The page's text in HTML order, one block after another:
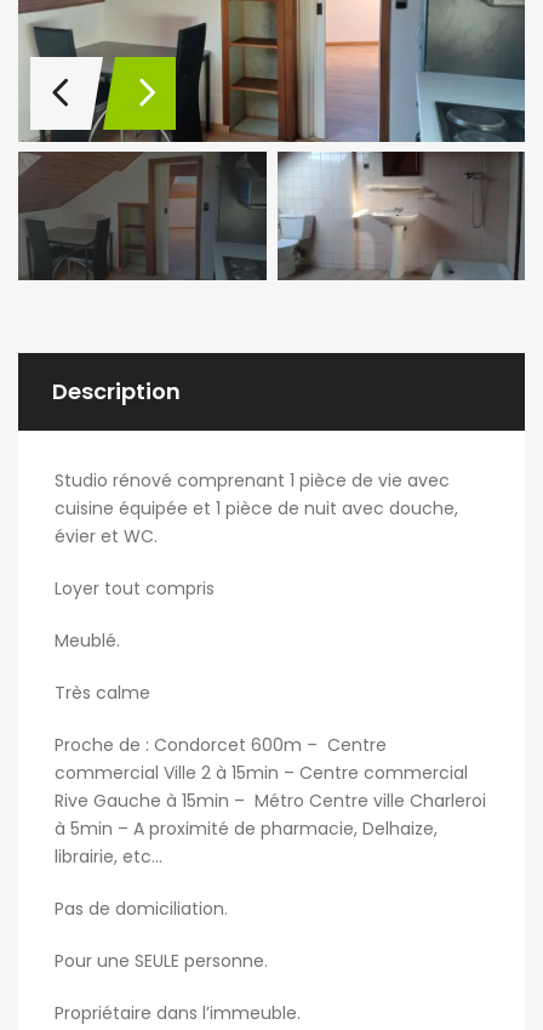
Description
Studio rénové comprenant 1 pièce de vie avec
cuisine équipée et 1 pièce de nuit avec douche,
évier et WC.
Loyer tout compris
Meublé.
Très calme
Proche de : Condorcet 600m – Centre
commercial Ville 2 à 15min – Centre commercial
Rive Gauche à 15min – Métro Centre ville Charleroi
à 5min – A proximité de pharmacie, Delhaize,
librairie, etc…
Pas de domiciliation.
Pour une SEULE personne.
Propriétaire dans l’immeuble.